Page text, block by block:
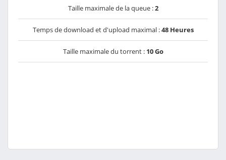
Taille maximale de la queue :2
Temps de download et d'upload maximal :48 Heures
Taille maximale du torrent : 10 Go